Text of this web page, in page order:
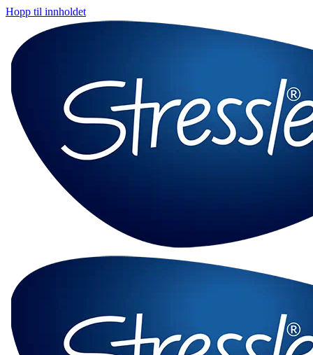
Hopp til innholdet